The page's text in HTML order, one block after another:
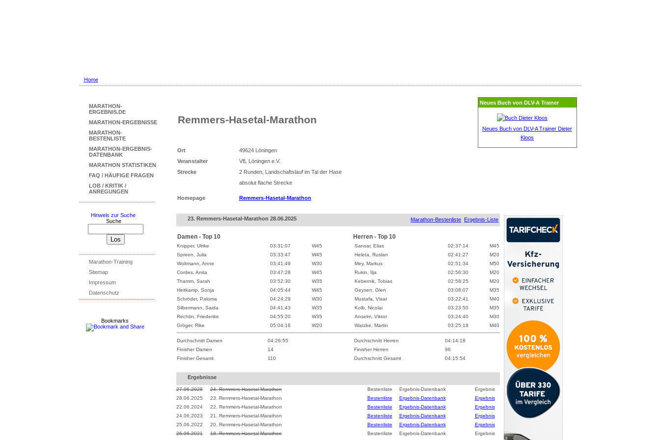
Home
MARATHON-
ERGEBNIS.DE
MARATHON-ERGEBNISSE
MARATHON-
BESTENLISTE
MARATHON-ERGEBNIS-
DATENBANK
MARATHON STATISTIKEN
FAQ / HÄUFIGE FRAGEN
LOB / KRITIK /
ANREGUNGEN
Hinweis zur Suche
Suche
Marathon-Training
Sitemap
Impressum
Datenschutz
Bookmarks
Neues Buch von DLV-A Trainer
Neues Buch von DLV-A Trainer Dieter
Kloos
Remmers-Hasetal-Marathon
Ort
49624 Löningen
Veranstalter
VfL Löningen e.V.
Strecke
2 Runden, Landschaftslauf im Tal der Hase
absolut flache Strecke
Homepage Remmers-Hasetal-Marathon
23. Remmers-Hasetal-Marathon 28.06.2025 Marathon-Bestenliste Ergebnis-Liste
Damen - Top 10 Herren - Top 10
Knipper, Ulrike 03:31:07 W45 Sansar, Elias 02:37:14 M45
Spreen, Julia
03:33:47 W45 Heleta, Ruslan 02:41:27 M20
Woltmann, Anne
03:41:49 W30 Mey, Markus 02:51:34 M50
Cordes, Anita
03:47:28 W45 Rukin, Ilja 02:56:30 M20
Thamm, Sarah
03:52:30 W35 Kebernik, Tobias 02:58:25 M20
Heitkamp, Sonja
04:05:44 W45 Geysen, Glen 03:08:07 M35
Schröder, Paloma
04:24:29 W30 Mustafa, Visar 03:22:41 M40
Silbermann, Saida
04:41:43 W35 Kolb, Nicolai 03:23:50 M35
Rechtin, Friederike
04:55:20 W35 Anselm, Viktor 03:24:40 M30
Gröger, Rike
05:04:16 W20 Watzke, Martin 03:25:18 M40
Durchschnitt Damen 04:26:55 Durchschnitt Herren
04:14:18
Finisher Damen
14 Finisher Herren
96
Finisher Gesamt
110 Durchschnitt Gesamt 04:15:54
Ergebnisse
27.06.2026 24. Remmers-Hasetal-Marathon Bestenliste Ergebnis-Datenbank
Ergebnis
28.06.2025
23. Remmers-Hasetal-Marathon Bestenliste Ergebnis-Datenbank
Ergebnis
22.06.2024
22. Remmers-Hasetal-Marathon Bestenliste Ergebnis-Datenbank
Ergebnis
24.06.2023
21. Remmers-Hasetal-Marathon Bestenliste Ergebnis-Datenbank
Ergebnis
25.06.2022
20. Remmers-Hasetal-Marathon Bestenliste Ergebnis-Datenbank
Ergebnis
26.06.2021
18. Remmers-Hasetal-Marathon Bestenliste Ergebnis-Datenbank
Ergebnis